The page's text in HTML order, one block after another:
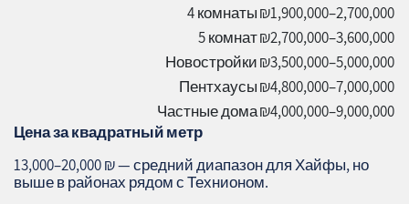
4 комнаты₪1,900,000–2,700,000
5 комнат₪2,700,000–3,600,000
Новостройки₪3,500,000–5,000,000
Пентхаусы₪4,800,000–7,000,000
Частные дома₪4,000,000–9,000,000
Цена за квадратный метр
13,000–20,000 ₪ — средний диапазон для Хайфы, но
выше в районах рядом с Технионом.